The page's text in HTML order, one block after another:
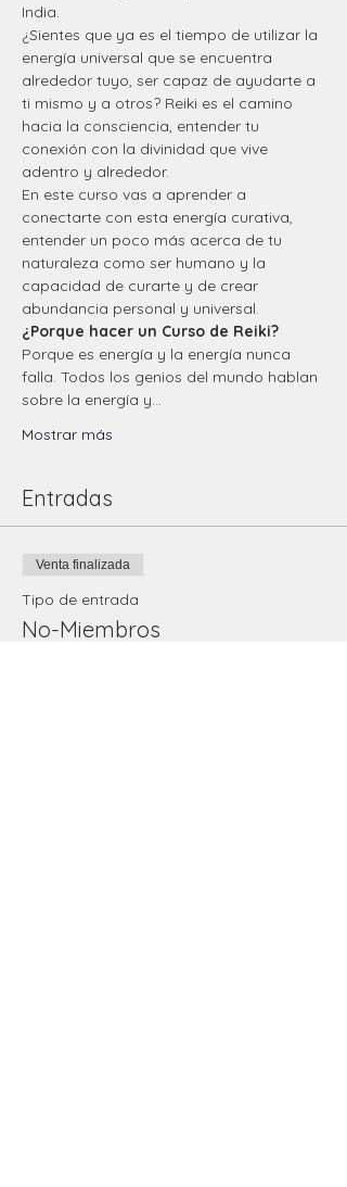
India.
¿Sientes que ya es el tiempo de utilizar la
energía universal que se encuentra
alrededor tuyo, ser capaz de ayudarte a
ti mismo y a otros? Reiki es el camino
hacia la consciencia, entender tu
conexión con la divinidad que vive
adentro y alrededor.
En este curso vas a aprender a
conectarte con esta energía curativa,
entender un poco más acerca de tu
naturaleza como ser humano y la
capacidad de curarte y de crear
abundancia personal y universal.
¿Porque hacer un Curso de Reiki?
Porque es energía y la energía nunca
falla. Todos los genios del mundo hablan
sobre la energía y…
Mostrar más
Entradas
Venta finalizada
Tipo de entrada
No-Miembros